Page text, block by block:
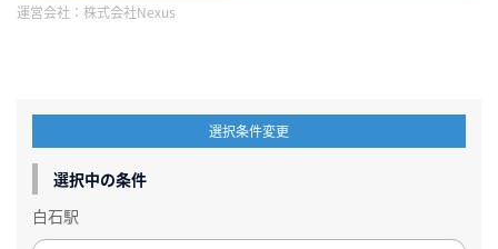
運営会社： 株式会社Nexus
選択条件変更
選択中の条件
白石駅